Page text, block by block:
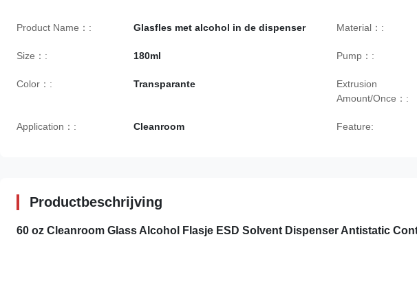
Product Name：: Glasfles met alcohol in de dispenser Material：:
Size：: 180ml Pump：:
Color：: Transparante
Extrusion
Amount/Once：:
Application：: Cleanroom Feature:
Productbeschrijving
60 oz Cleanroom Glass Alcohol Flasje ESD Solvent Dispenser Antistatic